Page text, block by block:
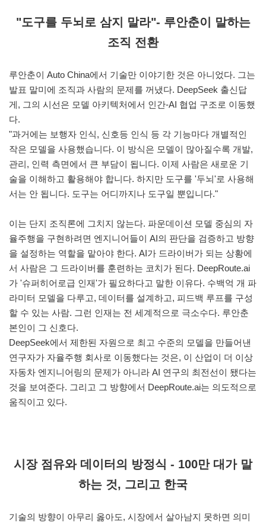
"도구를 두뇌로 삼지 말라"- 루안춘이 말하는
조직 전환
루안춘이 Auto China에서 기술만 이야기한 것은 아니었다. 그는
발표 말미에 조직과 사람의 문제를 꺼냈다. DeepSeek 출신답
게, 그의 시선은 모델 아키텍처에서 인간-AI 협업 구조로 이동했
다.
"과거에는 보행자 인식, 신호등 인식 등 각 기능마다 개별적인
작은 모델을 사용했습니다. 이 방식은 모델이 많아질수록 개발,
관리, 인력 측면에서 큰 부담이 됩니다. 이제 사람은 새로운 기
술을 이해하고 활용해야 합니다. 하지만 도구를 '두뇌'로 사용해
서는 안 됩니다. 도구는 어디까지나 도구일 뿐입니다."
이는 단지 조직론에 그치지 않는다. 파운데이션 모델 중심의 자
율주행을 구현하려면 엔지니어들이 AI의 판단을 검증하고 방향
을 설정하는 역할을 맡아야 한다. AI가 드라이버가 되는 상황에
서 사람은 그 드라이버를 훈련하는 코치가 된다. DeepRoute.ai
가 '슈퍼히어로급 인재'가 필요하다고 말한 이유다. 수백억 개 파
라미터 모델을 다루고, 데이터를 설계하고, 피드백 루프를 구성
할 수 있는 사람. 그런 인재는 전 세계적으로 극소수다. 루안춘
본인이 그 신호다.
DeepSeek에서 제한된 자원으로 최고 수준의 모델을 만들어낸
연구자가 자율주행 회사로 이동했다는 것은, 이 산업이 더 이상
자동차 엔지니어링의 문제가 아니라 AI 연구의 최전선이 됐다는
것을 보여준다. 그리고 그 방향에서 DeepRoute.ai는 의도적으로
움직이고 있다.
시장 점유와 데이터의 방정식 - 100만 대가 말
하는 것, 그리고 한국
기술의 방향이 아무리 옳아도, 시장에서 살아남지 못하면 의미